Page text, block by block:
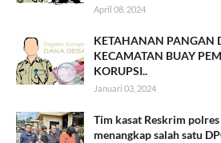
April 08, 2024
KETAHANAN PANGAN
KECAMATAN BUAY
KORUPSI..
Januari 03, 2024
Tim kasat Reskrim
menangkap salah satu